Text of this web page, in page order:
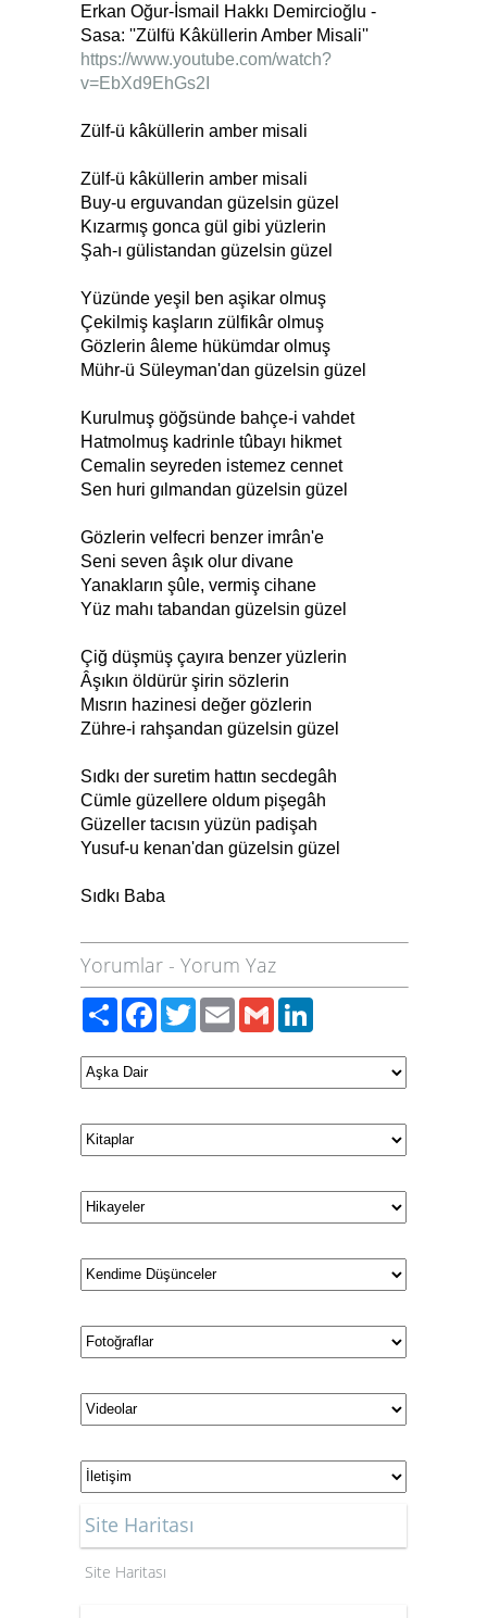
Erkan Oğur-İsmail Hakkı Demircioğlu -
Sasa: ''Zülfü Kâküllerin Amber Misali''
https://www.youtube.com/watch?
v=EbXd9EhGs2I
Zülf-ü kâküllerin amber misali
Zülf-ü kâküllerin amber misali
Buy-u erguvandan güzelsin güzel
Kızarmış gonca gül gibi yüzlerin
Şah-ı gülistandan güzelsin güzel
Yüzünde yeşil ben aşikar olmuş
Çekilmiş kaşların zülfikâr olmuş
Gözlerin âleme hükümdar olmuş
Mühr-ü Süleyman'dan güzelsin güzel
Kurulmuş göğsünde bahçe-i vahdet
Hatmolmuş kadrinle tûbayı hikmet
Cemalin seyreden istemez cennet
Sen huri gılmandan güzelsin güzel
Gözlerin velfecri benzer imrân'e
Seni seven âşık olur divane
Yanakların şûle, vermiş cihane
Yüz mahı tabandan güzelsin güzel
Çiğ düşmüş çayıra benzer yüzlerin
Âşıkın öldürür şirin sözlerin
Mısrın hazinesi değer gözlerin
Zühre-i rahşandan güzelsin güzel
Sıdkı der suretim hattın secdegâh
Cümle güzellere oldum pişegâh
Güzeller tacısın yüzün padişah
Yusuf-u kenan'dan güzelsin güzel
Sıdkı Baba
Yorumlar - Yorum Yaz
PaylaşFacebook
TwitterEmailGmail
Site Haritası
Site Haritası